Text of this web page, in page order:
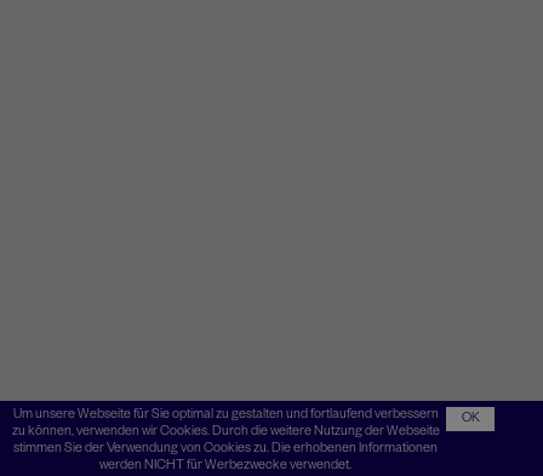
Um unsere Webseite für Sie optimal zu gestalten und fortlaufend verbessern
zu können, verwenden wir Cookies. Durch die weitere Nutzung der Webseite
stimmen Sie der Verwendung von Cookies zu. Die erhobenen Informationen
werden NICHT für Werbezwecke verwendet.
OK